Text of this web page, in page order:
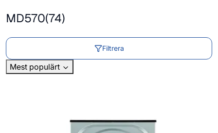
MD570(74)
Filtrera
Mest populärt